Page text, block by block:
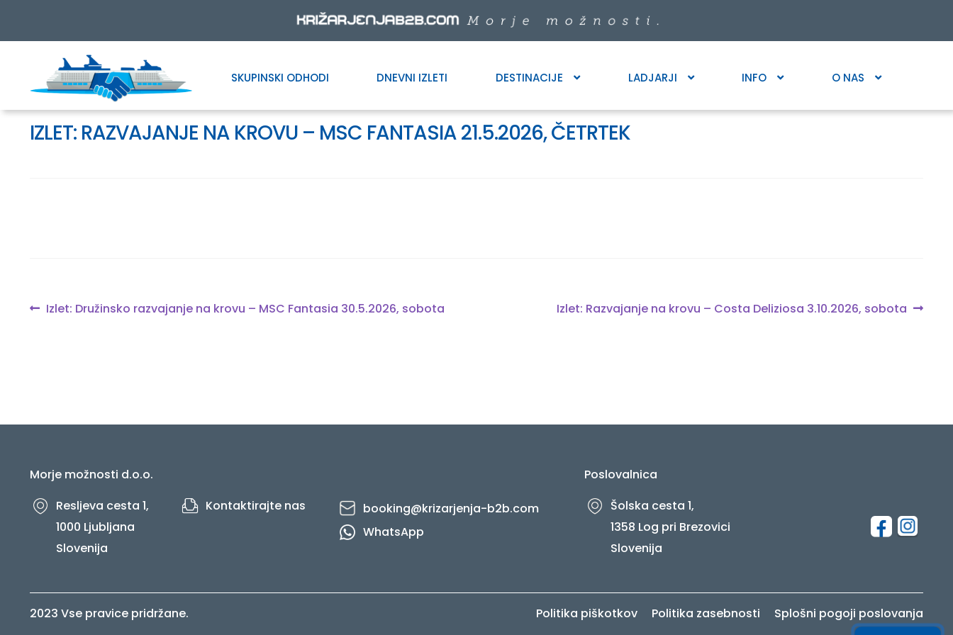
Skip
navigation
Skip
content
SKUPINSKI ODHODI DNEVNI IZLETI DESTINACIJE LADJARJI INFO O NAS
IZLET: RAZVAJANJE NA KROVU – MSC FANTASIA 21.5.2026, ČETRTEK
Navigacija
Previous
Izlet: Družinsko razvajanje na krovu – MSC Fantasia 30.5.2026, sobota
Next
Izlet: Razvajanje na krovu – Costa Deliziosa 3.10.2026, sobota
Morje možnosti d.o.o.
Resljeva cesta 1,
1000 Ljubljana
Slovenija
Kontaktirajte nas
booking@krizarjenja-b2b.com
WhatsApp
Poslovalnica
Šolska cesta 1,
1358 Log pri Brezovici
Slovenija
2023 Vse pravice pridržane. Politika piškotkov Politika zasebnosti Splošni pogoji poslovanja